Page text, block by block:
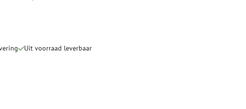
Uit voorraad leverbaar